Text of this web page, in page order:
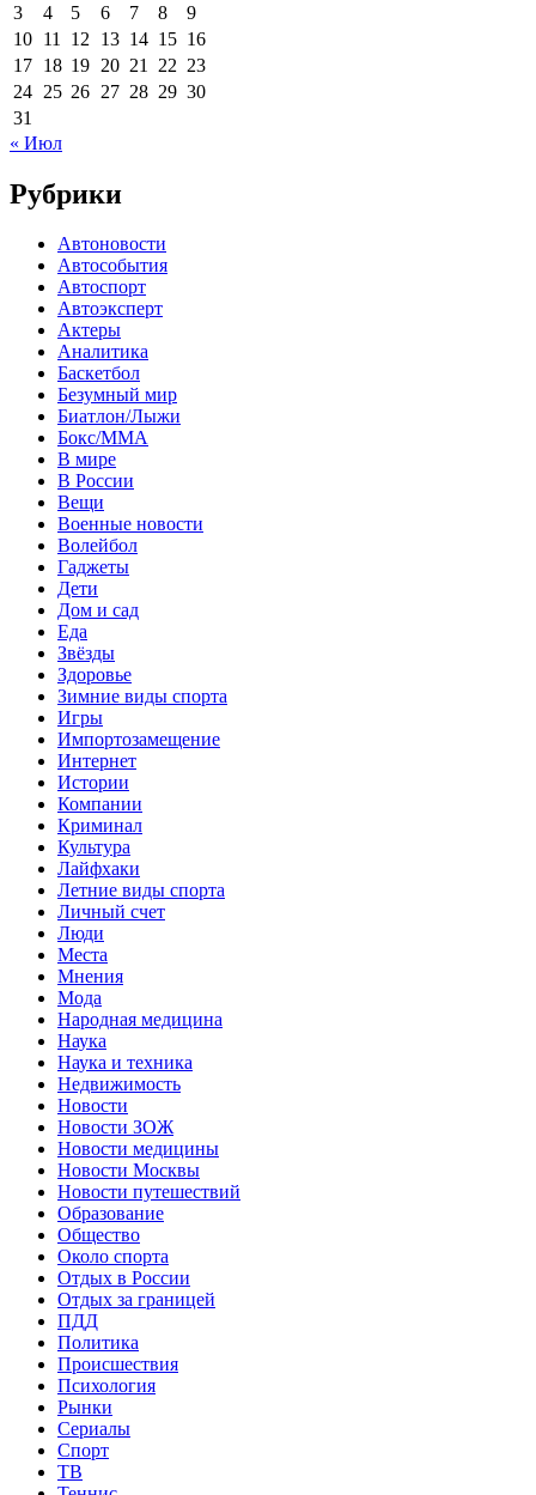
3
4 5 6 7 8
9
10 11 12 13 14 15 16
17 18 19 20 21 22 23
24 25 26 27 28 29 30
31
« Июл
Рубрики
Автоновости
Автособытия
Автоспорт
Автоэксперт
Актеры
Аналитика
Баскетбол
Безумный мир
Биатлон/Лыжи
Бокс/MMA
В мире
В России
Вещи
Военные новости
Волейбол
Гаджеты
Дети
Дом и сад
Еда
Звёзды
Здоровье
Зимние виды спорта
Игры
Импортозамещение
Интернет
Истории
Компании
Криминал
Культура
Лайфхаки
Летние виды спорта
Личный счет
Люди
Места
Мнения
Мода
Народная медицина
Наука
Наука и техника
Недвижимость
Новости
Новости ЗОЖ
Новости медицины
Новости Москвы
Новости путешествий
Образование
Общество
Около спорта
Отдых в России
Отдых за границей
ПДД
Политика
Происшествия
Психология
Рынки
Сериалы
Спорт
ТВ